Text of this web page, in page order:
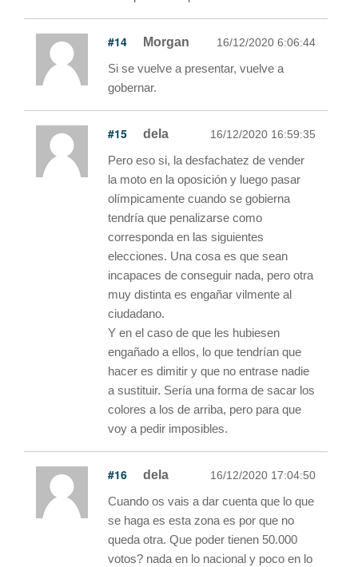
#14 Morgan 16/12/2020 6:06:44
Si se vuelve a presentar, vuelve a
gobernar.
#15 dela 16/12/2020 16:59:35
Pero eso si, la desfachatez de vender
la moto en la oposición y luego pasar
olímpicamente cuando se gobierna
tendría que penalizarse como
corresponda en las siguientes
elecciones. Una cosa es que sean
incapaces de conseguir nada, pero otra
muy distinta es engañar vilmente al
ciudadano.
Y en el caso de que les hubiesen
engañado a ellos, lo que tendrían que
hacer es dimitir y que no entrase nadie
a sustituir. Sería una forma de sacar los
colores a los de arriba, pero para que
voy a pedir imposibles.
#16 dela 16/12/2020 17:04:50
Cuando os vais a dar cuenta que lo que
se haga es esta zona es por que no
queda otra. Que poder tienen 50.000
votos? nada en lo nacional y poco en lo